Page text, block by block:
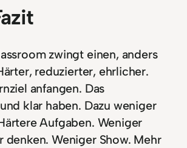
zwingt einen, anders
reduzierter, ehrlicher.
anfangen. Das
klar haben. Dazu weniger
Aufgaben. Weniger
denken. Weniger Show. Mehr